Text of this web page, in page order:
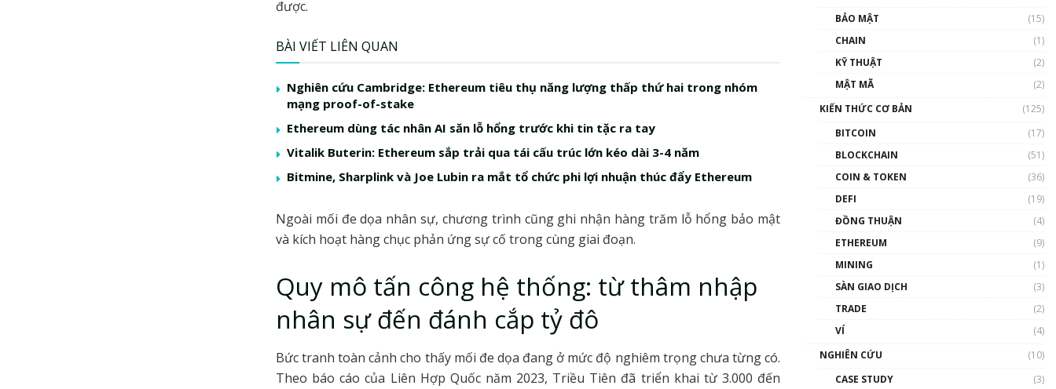
được.
BÀI VIẾT LIÊN QUAN
Nghiên cứu Cambridge: Ethereum tiêu thụ năng lượng thấp thứ hai trong nhóm
mạng proof-of-stake
Ethereum dùng tác nhân AI săn lỗ hổng trước khi tin tặc ra tay
Vitalik Buterin: Ethereum sắp trải qua tái cấu trúc lớn kéo dài 3-4 năm
Bitmine, Sharplink và Joe Lubin ra mắt tổ chức phi lợi nhuận thúc đẩy Ethereum
Ngoài mối đe dọa nhân sự, chương trình cũng ghi nhận hàng trăm lỗ hổng bảo mật
và kích hoạt hàng chục phản ứng sự cố trong cùng giai đoạn.
Quy mô tấn công hệ thống: từ thâm nhập
nhân sự đến đánh cắp tỷ đô
Bức tranh toàn cảnh cho thấy mối đe dọa đang ở mức độ nghiêm trọng chưa từng có.
Theo báo cáo của Liên Hợp Quốc năm 2023, Triều Tiên đã triển khai từ 3.000 đến
Blockchain
Nhân sự tương lại ngành
Blockchain Việt Nam | Phổ
cập Blockchain
Blockchain đang được ứng
BẢO MẬT
(15)
CHAIN
(1)
KỸ THUẬT
(2)
MẬT MÃ
(2)
KIẾN THỨC CƠ BẢN
(125)
BITCOIN
(17)
BLOCKCHAIN
(51)
COIN & TOKEN
(36)
DEFI
(19)
ĐỒNG THUẬN
(4)
ETHEREUM
(9)
MINING
(1)
SÀN GIAO DỊCH
(3)
TRADE
(2)
VÍ
(4)
NGHIÊN CỨU
(10)
CASE STUDY
(3)